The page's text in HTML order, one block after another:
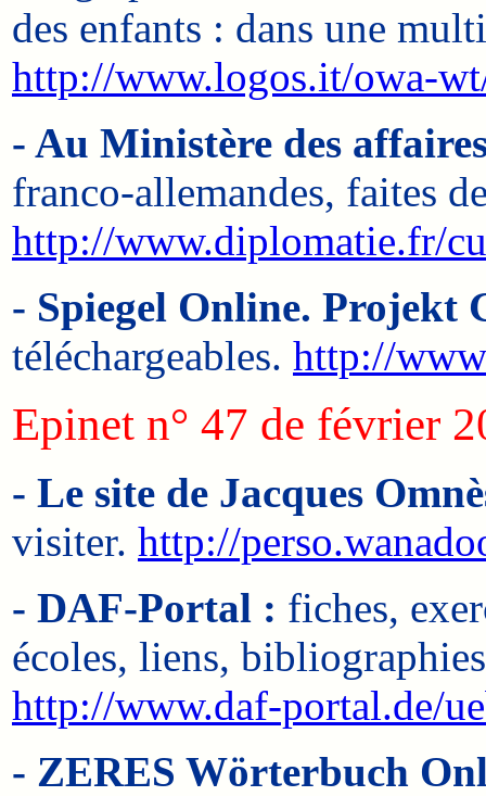
des enfants : dans une
http://www.logos.it/owa-
- Au Ministère des
franco-allemandes, faites
http://www.diplomatie.fr/
- Spiegel Online. Projekt
téléchargeables. http://
Epinet n° 47 de février
- Le site de Jacques
visiter. http://
- DAF-Portal : fiches,
écoles, liens,
http://www.daf-portal.de/
- ZERES Wörterbuch